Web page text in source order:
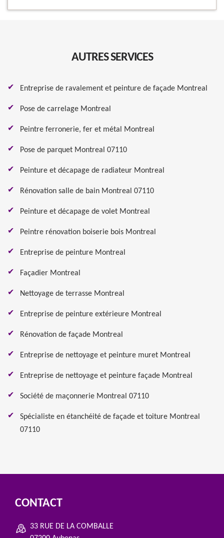
AUTRES SERVICES
Entreprise de ravalement et peinture de façade Montreal
Pose de carrelage Montreal
Peintre ferronerie, fer et métal Montreal
Pose de parquet Montreal 07110
Peinture et décapage de radiateur Montreal
Rénovation salle de bain Montreal 07110
Peinture et décapage de volet Montreal
Peintre rénovation boiserie bois Montreal
Entreprise de peinture Montreal
Façadier Montreal
Nettoyage de terrasse Montreal
Entreprise de peinture extérieure Montreal
Rénovation de façade Montreal
Entreprise de nettoyage et peinture muret Montreal
Entreprise de nettoyage et peinture façade Montreal
Société de maçonnerie Montreal 07110
Spécialiste en étanchéité de façade et toiture Montreal
07110
CONTACT
33 RUE DE LA COMBALLE